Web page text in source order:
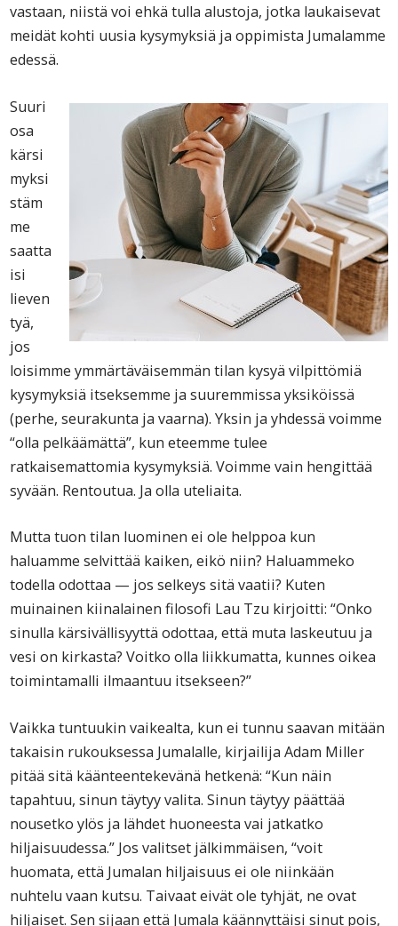
vastaan, niistä voi ehkä tulla alustoja, jotka laukaisevat
meidät kohti uusia kysymyksiä ja oppimista Jumalamme
edessä.
Suuri
osa
kärsi
myksi
stäm
me
saatta
isi
lieven
tyä,
jos
loisimme ymmärtäväisemmän tilan kysyä vilpittömiä
kysymyksiä itseksemme ja suuremmissa yksiköissä
(perhe, seurakunta ja vaarna). Yksin ja yhdessä voimme
“olla pelkäämättä”, kun eteemme tulee
ratkaisemattomia kysymyksiä. Voimme vain hengittää
syvään. Rentoutua. Ja olla uteliaita.
Mutta tuon tilan luominen ei ole helppoa kun
haluamme selvittää kaiken, eikö niin? Haluammeko
todella odottaa — jos selkeys sitä vaatii? Kuten
muinainen kiinalainen filosofi Lau Tzu kirjoitti: “Onko
sinulla kärsivällisyyttä odottaa, että muta laskeutuu ja
vesi on kirkasta? Voitko olla liikkumatta, kunnes oikea
toimintamalli ilmaantuu itsekseen?”
Vaikka tuntuukin vaikealta, kun ei tunnu saavan mitään
takaisin rukouksessa Jumalalle, kirjailija Adam Miller
pitää sitä käänteentekevänä hetkenä: “Kun näin
tapahtuu, sinun täytyy valita. Sinun täytyy päättää
nousetko ylös ja lähdet huoneesta vai jatkatko
hiljaisuudessa.” Jos valitset jälkimmäisen, “voit
huomata, että Jumalan hiljaisuus ei ole niinkään
nuhtelu vaan kutsu. Taivaat eivät ole tyhjät, ne ovat
hiljaiset. Sen sijaan että Jumala käännyttäisi sinut pois,